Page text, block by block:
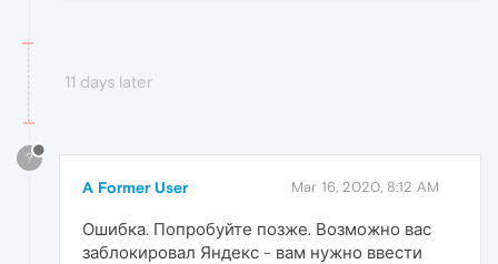
11 days later
?
A Former User Mar 16, 2020, 8:12 AM
Ошибка. Попробуйте позже. Возможно вас
заблокировал Яндекс - вам нужно ввести